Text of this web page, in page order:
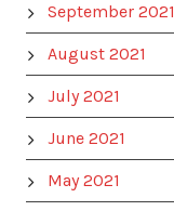
September 2021
August 2021
July 2021
June 2021
May 2021